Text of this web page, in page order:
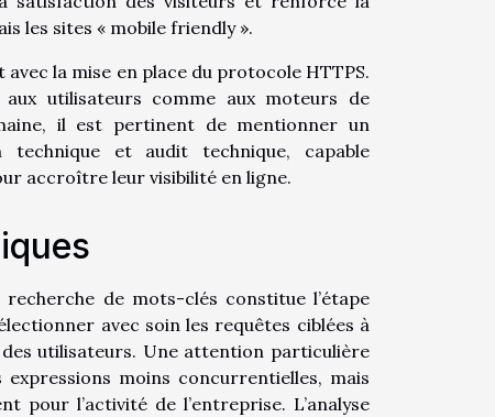
les sites « mobile friendly ».
la mise en place du protocole HTTPS.
utilisateurs comme aux moteurs de
il est pertinent de mentionner un
et audit technique, capable
accroître leur visibilité en ligne.
de mots-clés constitue l’étape
avec soin les requêtes ciblées à
utilisateurs. Une attention particulière
moins concurrentielles, mais
l’activité de l’entreprise. L’analyse